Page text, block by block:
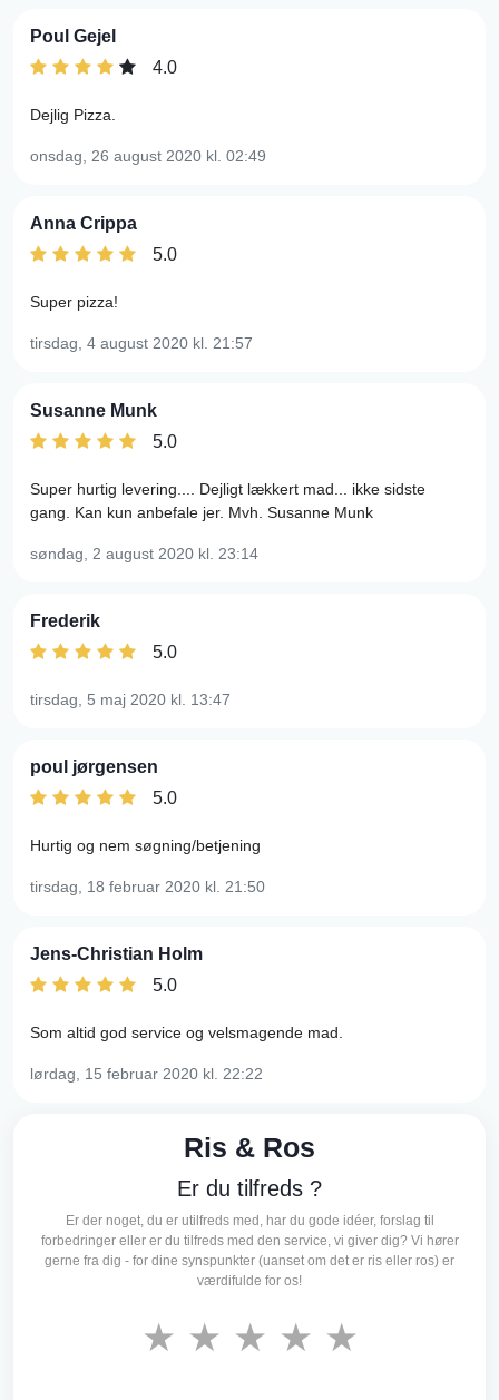
Poul Gejel
4.0
Dejlig Pizza.
onsdag, 26 august 2020 kl. 02:49
Anna Crippa
5.0
Super pizza!
tirsdag, 4 august 2020 kl. 21:57
Susanne Munk
5.0
Super hurtig levering.... Dejligt lækkert mad... ikke sidste
gang. Kan kun anbefale jer. Mvh. Susanne Munk
søndag, 2 august 2020 kl. 23:14
Frederik
5.0
tirsdag, 5 maj 2020 kl. 13:47
poul jørgensen
5.0
Hurtig og nem søgning/betjening
tirsdag, 18 februar 2020 kl. 21:50
Jens-Christian Holm
5.0
Som altid god service og velsmagende mad.
lørdag, 15 februar 2020 kl. 22:22
Ris & Ros
Er du tilfreds ?
Er der noget, du er utilfreds med, har du gode idéer, forslag til
forbedringer eller er du tilfreds med den service, vi giver dig? Vi hører
gerne fra dig - for dine synspunkter (uanset om det er ris eller ros) er
værdifulde for os!
★
★
★
★
★